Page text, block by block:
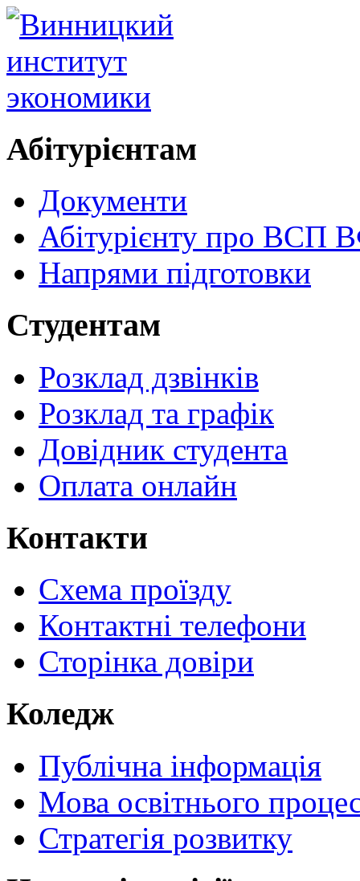
Абітурієнтам
Документи
Абітурієнту про ВСП
Напрями підготовки
Студентам
Розклад дзвінків
Розклад та графік
Довідник студента
Оплата онлайн
Контакти
Схема проїзду
Контактні телефони
Сторінка довіри
Коледж
Публічна інформація
Мова освітнього
Стратегія розвитку